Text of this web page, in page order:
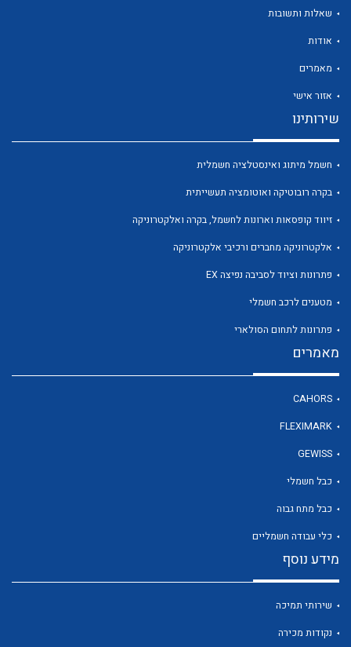
לכל מוצרי היצרן
שאלות ותשובות
אודות
מאמרים
אזור אישי
שירותינו
חשמל מיתוג ואינסטלציה חשמלית
בקרה רובוטיקה ואוטומציה תעשייתית
זיווד קופסאות וארונות לחשמל, בקרה ואלקטרוניקה
אלקטרוניקה מחברים ורכיבי אלקטרוניקה
פתרונות וציוד לסביבה נפיצה EX
מטענים לרכב חשמלי
פתרונות לתחום הסולארי
מאמרים
CAHORS
FLEXIMARK
GEWISS
כבל חשמלי
כבל מתח גבוה
כלי עבודה חשמליים
מידע נוסף
שירותי תמיכה
נקודות מכירה